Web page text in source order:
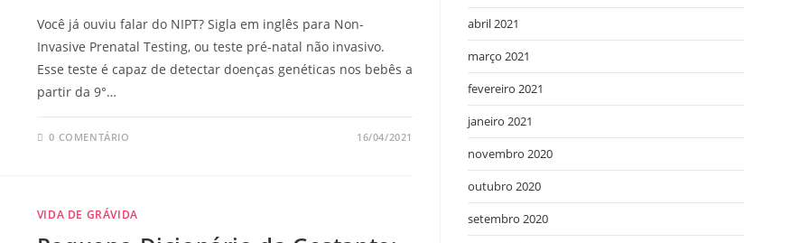
Você já ouviu falar do NIPT? Sigla em inglês para Non-
Invasive Prenatal Testing, ou teste pré-natal não invasivo.
Esse teste é capaz de detectar doenças genéticas nos bebês a
partir da 9°…
0 COMENTÁRIO 16/04/2021
VIDA DE GRÁVIDA
abril 2021
março 2021
fevereiro 2021
janeiro 2021
novembro 2020
outubro 2020
setembro 2020